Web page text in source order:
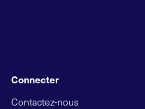
Connecter
Contactez-nous